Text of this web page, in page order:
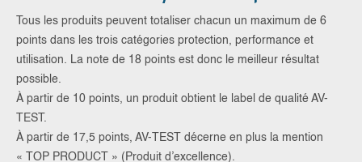
Tous les produits peuvent totaliser chacun un maximum de 6
points dans les trois catégories protection, performance et
utilisation. La note de 18 points est donc le meilleur résultat
possible.
À partir de 10 points, un produit obtient le label de qualité AV-
TEST.
À partir de 17,5 points, AV-TEST décerne en plus la mention
« TOP PRODUCT » (Produit d’excellence).